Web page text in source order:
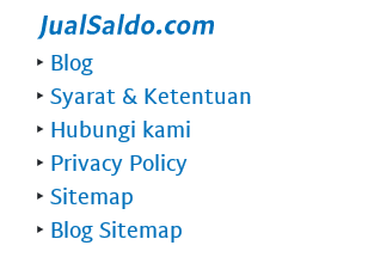
‣ Blog
‣ Syarat & Ketentuan
‣ Hubungi kami
‣ Privacy Policy
‣ Sitemap
‣ Blog Sitemap